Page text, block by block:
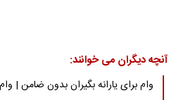
آنچه دیگران می خوانند:
وام برای یارانه بگیران بدون ضامن | وام فوری ۱۰ تا ۱۰۰ میلیون